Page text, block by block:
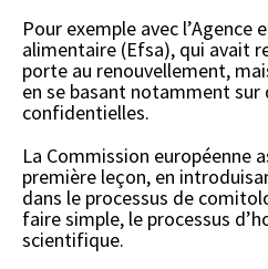
Pour exemple avec l’Agence
alimentaire (Efsa), qui avait
porte au renouvellement,
en se basant notamment sur
confidentielles.
La Commission européenne
première leçon, en
dans le processus de
faire simple, le processus
scientifique.